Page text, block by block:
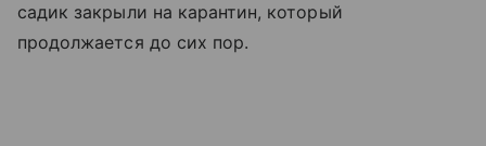
садик закрыли на карантин, который
продолжается до сих пор.